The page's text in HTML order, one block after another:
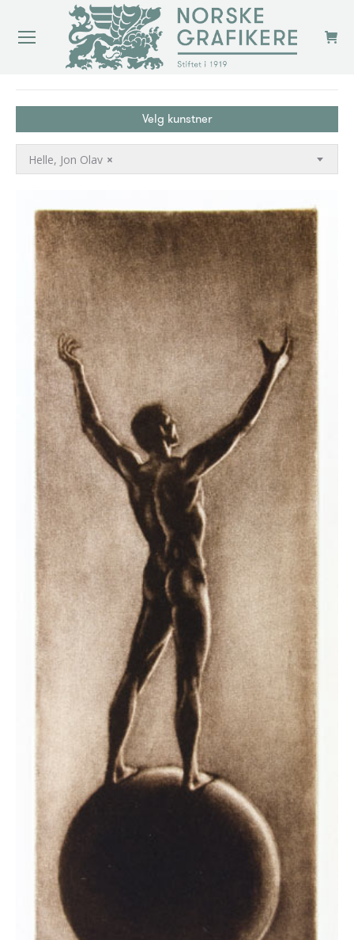
Velg kunstner
×
Helle, Jon Olav